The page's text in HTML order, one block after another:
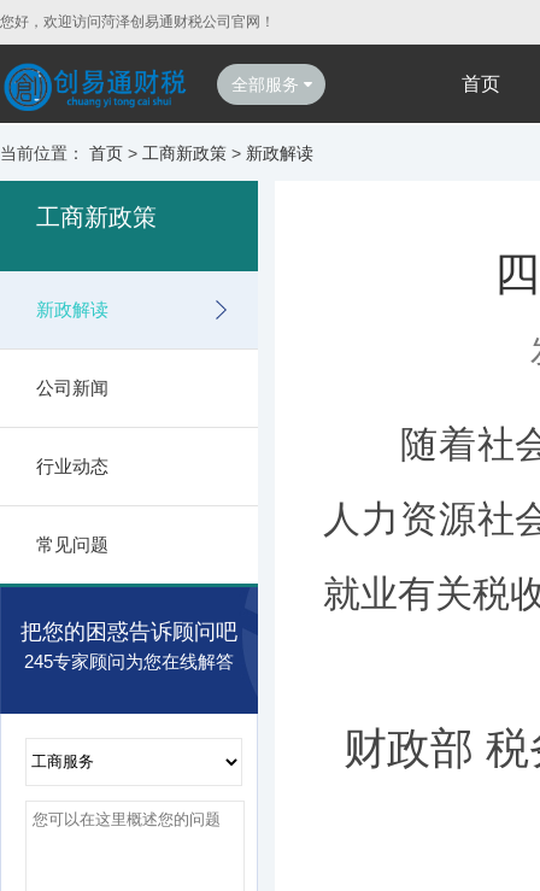
您好，欢迎访问菏泽创易通财税公司官网！
全部服务 首页
当前位置： 首页 > 工商新政策 > 新政解读
工商新政策
新政解读
公司新闻
行业动态
常见问题
把您的困惑告诉顾问吧
245专家顾问为您在线解答
随着社会
人力资源社
就业有关税
财政部